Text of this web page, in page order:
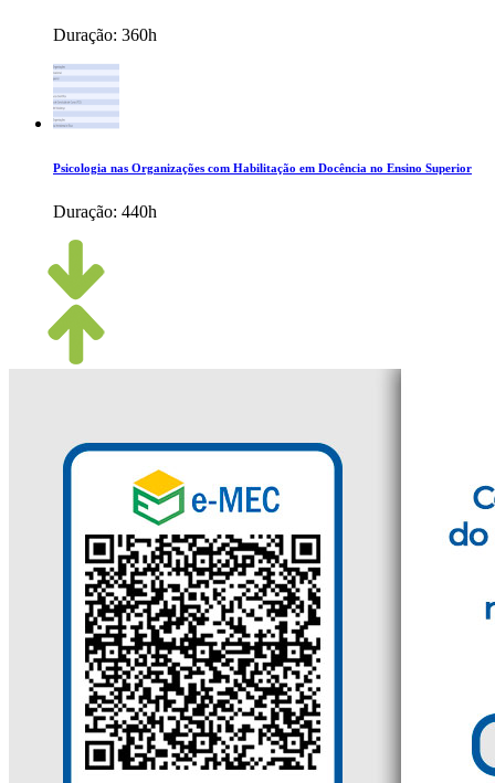
Duração: 360h
Psicologia nas Organizações com Habilitação em Docência no Ensino Superior
Duração: 440h